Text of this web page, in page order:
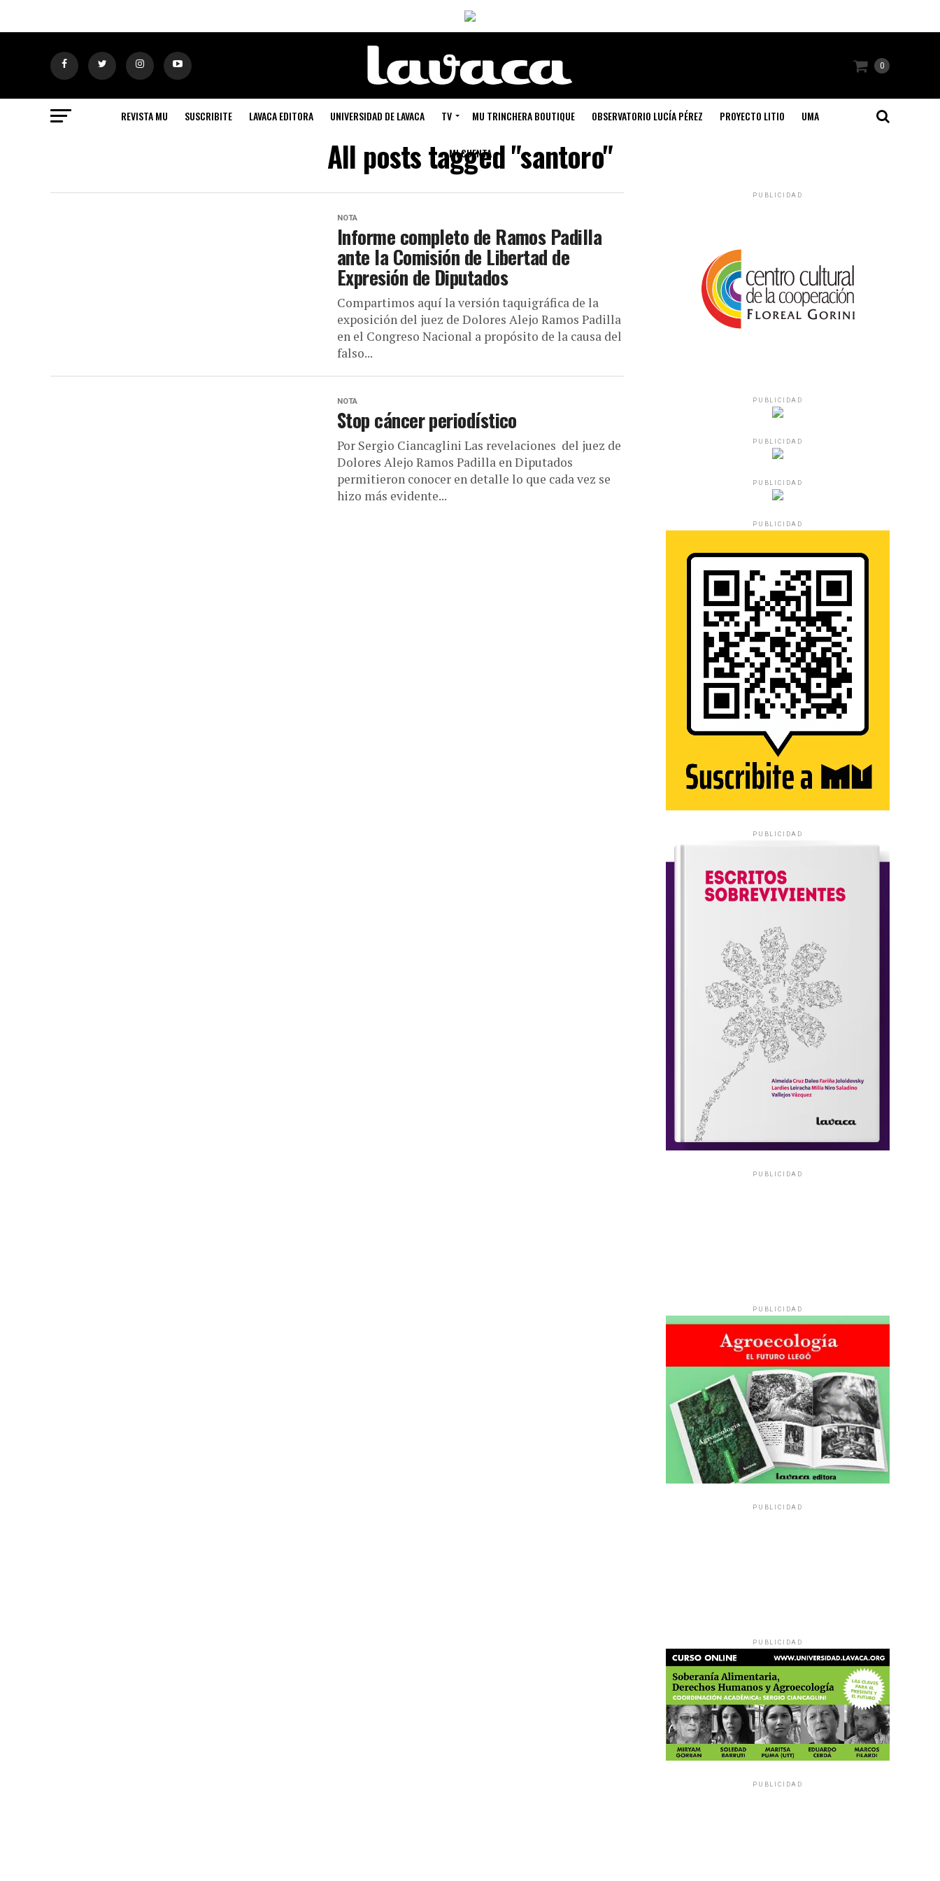
0
REVISTA MU SUSCRIBITE LAVACA EDITORA UNIVERSIDAD DE LAVACA TV MU TRINCHERA BOUTIQUE OBSERVATORIO LUCÍA PÉREZ PROYECTO LITIO UMA
MI CUENTA
All posts tagged "santoro"
NOTA
Informe completo de Ramos Padilla
ante la Comisión de Libertad de
Expresión de Diputados
Compartimos aquí la versión taquigráfica de la
exposición del juez de Dolores Alejo Ramos Padilla
en el Congreso Nacional a propósito de la causa del
falso...
NOTA
Stop cáncer periodístico
Por Sergio Ciancaglini Las revelaciones del juez de
Dolores Alejo Ramos Padilla en Diputados
permitieron conocer en detalle lo que cada vez se
hizo más evidente...
PUBLICIDAD
PUBLICIDAD
PUBLICIDAD
PUBLICIDAD
PUBLICIDAD
PUBLICIDAD
PUBLICIDAD
PUBLICIDAD
PUBLICIDAD
PUBLICIDAD
PUBLICIDAD